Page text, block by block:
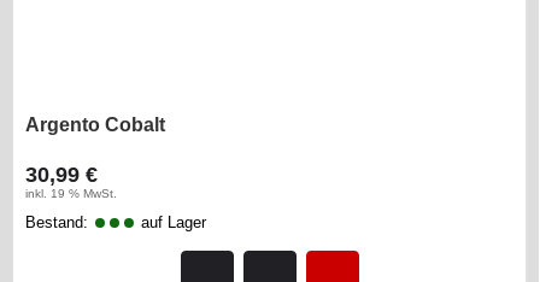
Argento Cobalt
30,99 €
inkl. 19 % MwSt.
Bestand: auf Lager